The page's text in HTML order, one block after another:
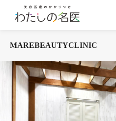
MAREBEAUTYCLINIC